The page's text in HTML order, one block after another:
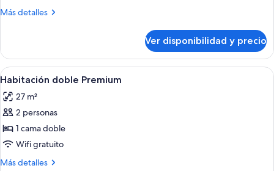
a
Más detalles
Más
doble
Premium,
vista
la
ciudad
Ver disponibilidad y precio
Ver
todas
las
fotos
de
Habitación
doble
Habitación de hotel con una cama
6
Habitación doble Premium
27 m²
2 personas
1 cama doble
Wifi gratuito
Más detalles
Más